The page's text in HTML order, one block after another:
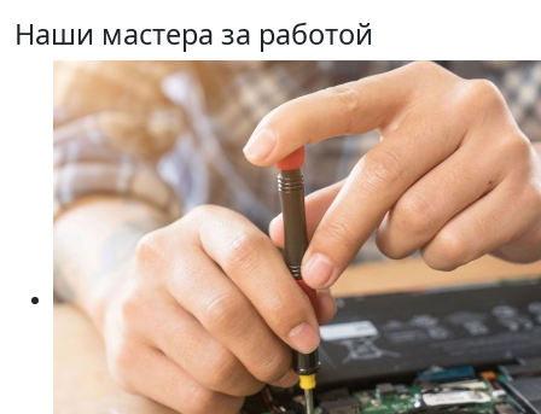
Наши мастера за работой